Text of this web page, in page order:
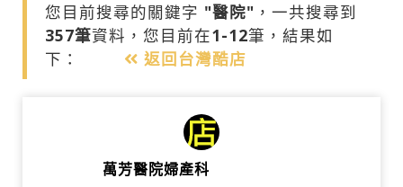
您目前搜尋的關鍵字 "醫院" ，一共搜尋到
357筆資料，您目前在1-12筆，結果如
下：
返回台灣酷店
萬芳醫院婦產科